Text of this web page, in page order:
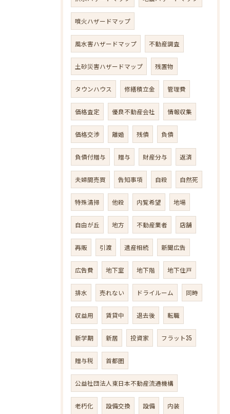
噴火ハザードマップ
風水害ハザードマップ 不動産調査
土砂災害ハザードマップ 残置物
タウンハウス 修繕積立金 管理費
価格査定 優良不動産会社 情報収集
価格交渉 離婚 残債 負債
負債付贈与 贈与 財産分与 返済
夫婦間売買 告知事項 自殺 自然死
特殊清掃 他殺 内覧希望 地場
自由が丘 地方 不動産業者 店舗
再販 引渡 遺産相続 新聞広告
広告費 地下室 地下階 地下住戸
排水 売れない ドライルーム 同時
収益用 賃貸中 退去後 転職
新学期 新居 投資家 フラット35
贈与税 首都圏
公益社団法人東日本不動産流通機構
老朽化 設備交換 設備 内装